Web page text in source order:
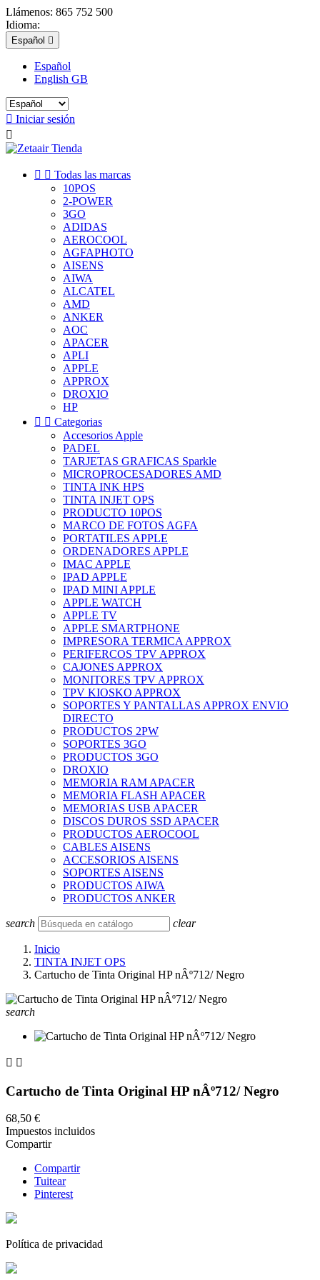
Llámenos: 865 752 500
Idioma:
Español 
Español
English GB
 Iniciar sesión

  Todas las marcas
10POS
2-POWER
3GO
ADIDAS
AEROCOOL
AGFAPHOTO
AISENS
AIWA
ALCATEL
AMD
ANKER
AOC
APACER
APLI
APPLE
APPROX
DROXIO
HP
  Categorias
Accesorios Apple
PADEL
TARJETAS GRAFICAS Sparkle
MICROPROCESADORES AMD
TINTA INK HPS
TINTA INJET OPS
PRODUCTO 10POS
MARCO DE FOTOS AGFA
PORTATILES APPLE
ORDENADORES APPLE
IMAC APPLE
IPAD APPLE
IPAD MINI APPLE
APPLE WATCH
APPLE TV
APPLE SMARTPHONE
IMPRESORA TERMICA APPROX
PERIFERCOS TPV APPROX
CAJONES APPROX
MONITORES TPV APPROX
TPV KIOSKO APPROX
SOPORTES Y PANTALLAS APPROX ENVIO
DIRECTO
PRODUCTOS 2PW
SOPORTES 3GO
PRODUCTOS 3GO
DROXIO
MEMORIA RAM APACER
MEMORIA FLASH APACER
MEMORIAS USB APACER
DISCOS DUROS SSD APACER
PRODUCTOS AEROCOOL
CABLES AISENS
ACCESORIOS AISENS
SOPORTES AISENS
PRODUCTOS AIWA
PRODUCTOS ANKER
search clear
Inicio
TINTA INJET OPS
Cartucho de Tinta Original HP nÂº712/ Negro
search
 
Cartucho de Tinta Original HP nÂº712/ Negro
68,50 €
Impuestos incluidos
Compartir
Compartir
Tuitear
Pinterest
Política de privacidad